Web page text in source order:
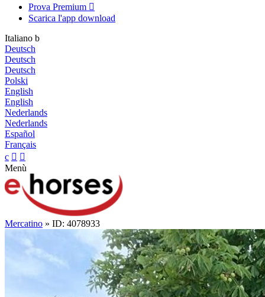
Prova Premium 
Scarica l'app download
Italiano b
Deutsch
Deutsch
Deutsch
Polski
English
English
Nederlands
Nederlands
Español
Français
c  
Menù
Mercatino » ID: 4078933